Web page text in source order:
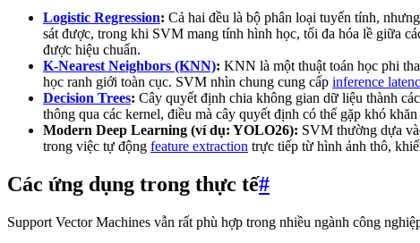
Logistic Regression: Cả hai đều là bộ phân loại tuyến tính,
sát được, trong khi SVM mang tính hình học, tối đa hóa lề giữa
được hiệu chuẩn.
K-Nearest Neighbors (KNN): KNN là một thuật toán học phi
học ranh giới toàn cục. SVM nhìn chung cung cấp inference
Decision Trees: Cây quyết định chia không gian dữ liệu thành
thông qua các kernel, điều mà cây quyết định có thể gặp khó
Modern Deep Learning (ví dụ: YOLO26): SVM thường dựa
trong việc tự động feature extraction trực tiếp từ hình ảnh thô,
Các ứng dụng trong thực tế#
Support Vector Machines vẫn rất phù hợp trong nhiều ngành công